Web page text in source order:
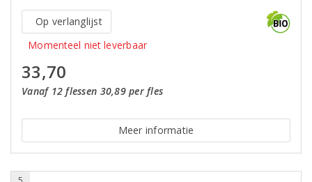
Op verlanglijst
Momenteel niet leverbaar
33,70
Vanaf 12 flessen 30,89 per fles
Meer informatie